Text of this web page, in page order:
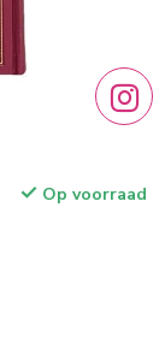
Op voorraad